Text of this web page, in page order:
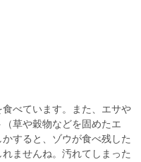
べています。また、エサや
草や穀物などを固めたエ
すると、ゾウが食べ残した
ませんね。汚れてしまった